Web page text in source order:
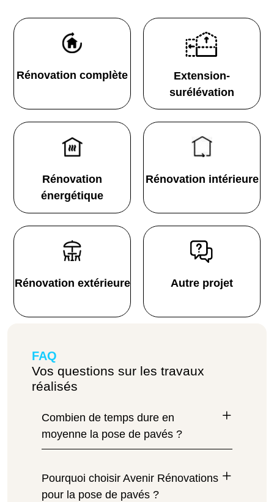
Rénovation complète
Extension-
surélévation
Rénovation
énergétique
Rénovation intérieure
Rénovation extérieure Autre projet
FAQ
Vos questions sur les travaux
réalisés
Combien de temps dure en
moyenne la pose de pavés ?
Pourquoi choisir Avenir Rénovations
pour la pose de pavés ?